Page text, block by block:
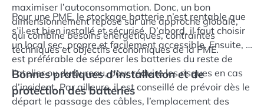
maximiser l’autoconsommation. Donc, un bon
dimensionnement repose sur une approche globale,
qui combine besoins énergétiques, contraintes
techniques et objectifs économiques de la PME.
Pour une PME, le stockage batterie n’est rentable que
s’il est bien installé et sécurisé. D’abord, il faut choisir
un local sec, propre et facilement accessible. Ensuite, il
est préférable de séparer les batteries du reste de
l’atelier ou du bureau, pour réduire les risques en cas
d’incident. Par ailleurs, il est conseillé de prévoir dès le
départ le passage des câbles, l’emplacement des
Bonnes pratiques d’installation et de
protection des batteries